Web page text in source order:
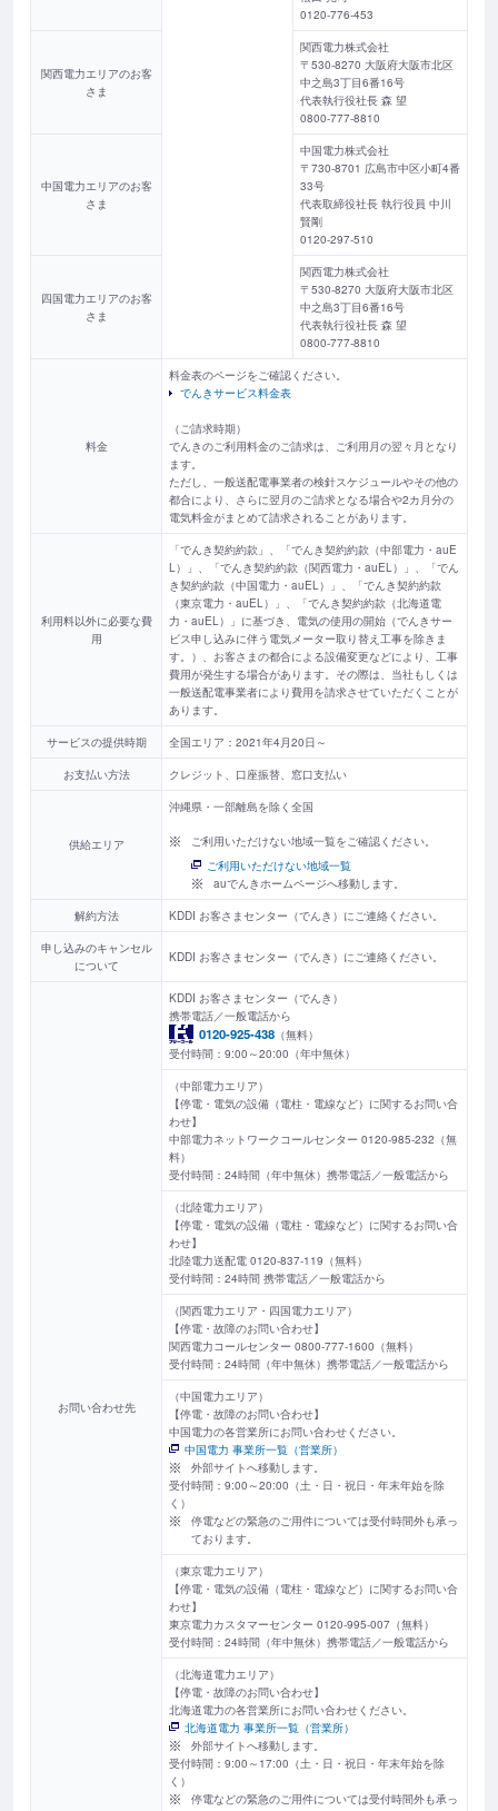
0120-776-453
関西電力エリアのお客
さま
関西電力株式会社
〒530-8270 大阪府大阪市北区
中之島3丁目6番16号
代表執行役社長 森 望
0800-777-8810
中国電力エリアのお客
さま
中国電力株式会社
〒730-8701 広島市中区小町4番
33号
代表取締役社長 執行役員 中川
賢剛
0120-297-510
四国電力エリアのお客
さま
関西電力株式会社
〒530-8270 大阪府大阪市北区
中之島3丁目6番16号
代表執行役社長 森 望
0800-777-8810
料金
料金表のページをご確認ください。
でんきサービス料金表
（ご請求時期）
でんきのご利用料金のご請求は、ご利用月の翌々月となり
ます。
ただし、一般送配電事業者の検針スケジュールやその他の
都合により、さらに翌月のご請求となる場合や2カ月分の
電気料金がまとめて請求されることがあります。
利用料以外に必要な費
用
「でんき契約約款」、「でんき契約約款（中部電力・auE
L）」、「でんき契約約款（関西電力・auEL）」、「でん
き契約約款（中国電力・auEL）」、「でんき契約約款
（東京電力・auEL）」、「でんき契約約款（北海道電
力・auEL）」に基づき、電気の使用の開始（でんきサー
ビス申し込みに伴う電気メーター取り替え工事を除きま
す。）、お客さまの都合による設備変更などにより、工事
費用が発生する場合があります。その際は、当社もしくは
一般送配電事業者により費用を請求させていただくことが
あります。
サービスの提供時期 全国エリア：2021年4月20日～
お支払い方法 クレジット、口座振替、窓口支払い
供給エリア
沖縄県・一部離島を除く全国
ご利用いただけない地域一覧をご確認ください。
ご利用いただけない地域一覧
auでんきホームページへ移動します。
解約方法 KDDI お客さまセンター（でんき）にご連絡ください。
申し込みのキャンセル
について
KDDI お客さまセンター（でんき）にご連絡ください。
お問い合わせ先
KDDI お客さまセンター（でんき）
携帯電話／一般電話から
0120-925-438 （無料）
受付時間：9:00～20:00（年中無休）
（中部電力エリア）
【停電・電気の設備（電柱・電線など）に関するお問い合
わせ】
中部電力ネットワークコールセンター 0120-985-232（無
料）
受付時間：24時間（年中無休）携帯電話／一般電話から
（北陸電力エリア）
【停電・電気の設備（電柱・電線など）に関するお問い合
わせ】
北陸電力送配電 0120‐837‐119（無料）
受付時間：24時間 携帯電話／一般電話から
（関西電力エリア・四国電力エリア）
【停電・故障のお問い合わせ】
関西電力コールセンター 0800-777-1600（無料）
受付時間：24時間（年中無休）携帯電話／一般電話から
（中国電力エリア）
【停電・故障のお問い合わせ】
中国電力の各営業所にお問い合わせください。
中国電力 事業所一覧（営業所）
外部サイトへ移動します。
受付時間：9:00～20:00（土・日・祝日・年末年始を除
く）
停電などの緊急のご用件については受付時間外も承っ
ております。
（東京電力エリア）
【停電・電気の設備（電柱・電線など）に関するお問い合
わせ】
東京電力カスタマーセンター 0120-995-007（無料）
受付時間：24時間（年中無休）携帯電話／一般電話から
（北海道電力エリア）
【停電・故障のお問い合わせ】
北海道電力の各営業所にお問い合わせください。
北海道電力 事業所一覧（営業所）
外部サイトへ移動します。
受付時間：9:00～17:00（土・日・祝日・年末年始を除
く）
停電などの緊急のご用件については受付時間外も承っ